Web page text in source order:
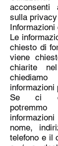
acconsenti
sulla
Le
chiesto di
viene
chiarite
informazioni
Se ci
nome,
telefono e il